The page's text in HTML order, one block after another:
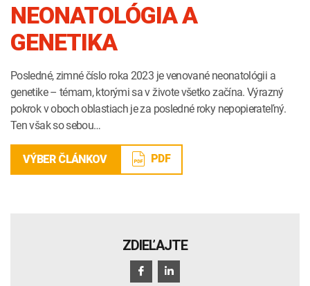
NEONATOLÓGIA A
GENETIKA
Posledné, zimné číslo roka 2023 je venované neonatológii a
genetike – témam, ktorými sa v živote všetko začína. Výrazný
pokrok v oboch oblastiach je za posledné roky nepopierateľný.
Ten však so sebou…
VÝBER ČLÁNKOV PDF
ZDIEĽAJTE